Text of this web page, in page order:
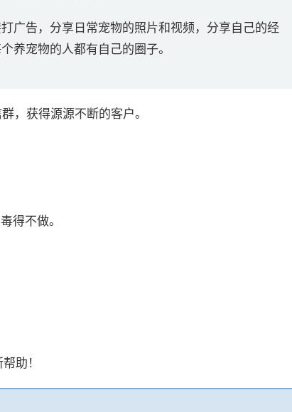
广告，分享日常宠物的照片和视频，分享自己的经
养宠物的人都有自己的圈子。
，获得源源不断的客户。
得不做。
助！